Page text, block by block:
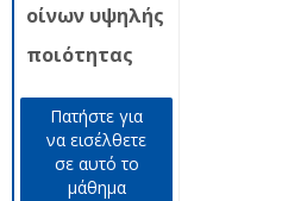
οίνων υψηλής
ποιότητας
Πατήστε για
να εισέλθετε
σε αυτό το
μάθημα